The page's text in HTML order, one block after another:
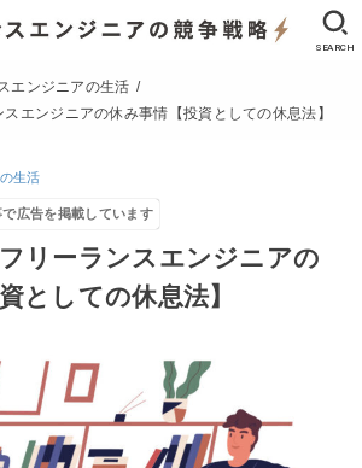
SEARCH
エンジニアの生活
スエンジニアの休み事情【投資としての休息法】
生活
広告を掲載しています
フリーランスエンジニアの
としての休息法】